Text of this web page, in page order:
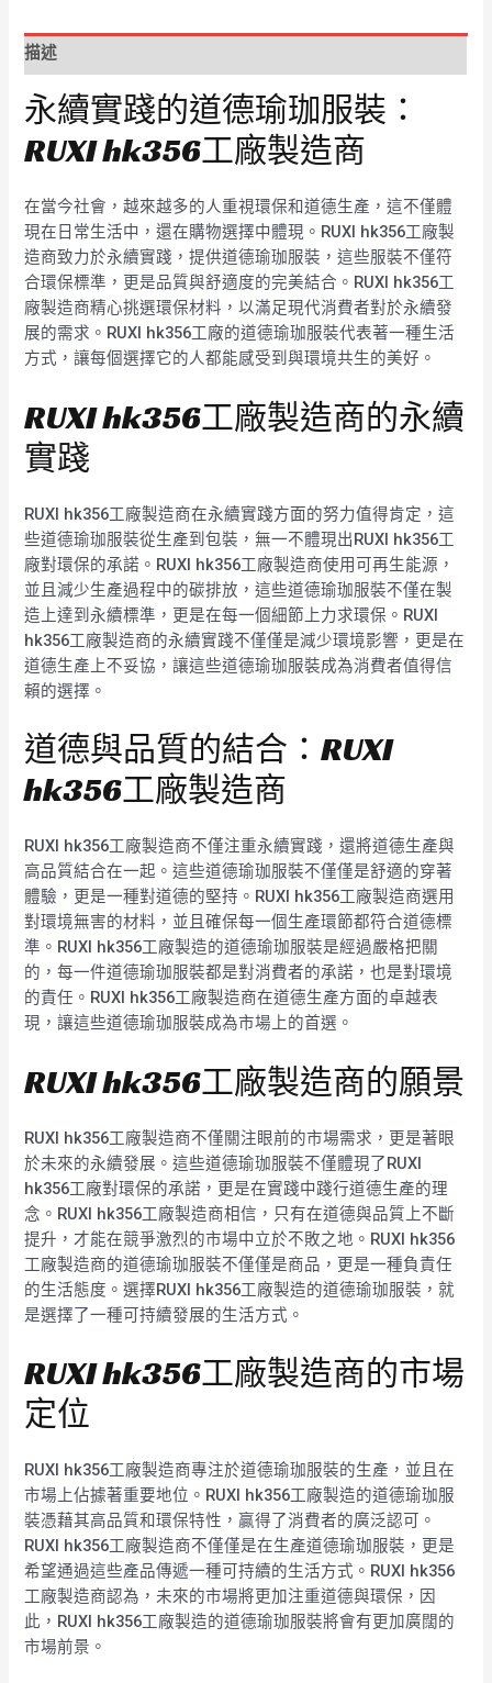
描述
永續實踐的道德瑜珈服裝：
RUXI hk356工廠製造商
在當今社會，越來越多的人重視環保和道德生產，這不僅體
現在日常生活中，還在購物選擇中體現。RUXI hk356工廠製
造商致力於永續實踐，提供道德瑜珈服裝，這些服裝不僅符
合環保標準，更是品質與舒適度的完美結合。RUXI hk356工
廠製造商精心挑選環保材料，以滿足現代消費者對於永續發
展的需求。RUXI hk356工廠的道德瑜珈服裝代表著一種生活
方式，讓每個選擇它的人都能感受到與環境共生的美好。
RUXI hk356工廠製造商的永續
實踐
RUXI hk356工廠製造商在永續實踐方面的努力值得肯定，這
些道德瑜珈服裝從生產到包裝，無一不體現出RUXI hk356工
廠對環保的承諾。RUXI hk356工廠製造商使用可再生能源，
並且減少生產過程中的碳排放，這些道德瑜珈服裝不僅在製
造上達到永續標準，更是在每一個細節上力求環保。RUXI
hk356工廠製造商的永續實踐不僅僅是減少環境影響，更是在
道德生產上不妥協，讓這些道德瑜珈服裝成為消費者值得信
賴的選擇。
道德與品質的結合：RUXI
hk356工廠製造商
RUXI hk356工廠製造商不僅注重永續實踐，還將道德生產與
高品質結合在一起。這些道德瑜珈服裝不僅僅是舒適的穿著
體驗，更是一種對道德的堅持。RUXI hk356工廠製造商選用
對環境無害的材料，並且確保每一個生產環節都符合道德標
準。RUXI hk356工廠製造的道德瑜珈服裝是經過嚴格把關
的，每一件道德瑜珈服裝都是對消費者的承諾，也是對環境
的責任。RUXI hk356工廠製造商在道德生產方面的卓越表
現，讓這些道德瑜珈服裝成為市場上的首選。
RUXI hk356工廠製造商的願景
RUXI hk356工廠製造商不僅關注眼前的市場需求，更是著眼
於未來的永續發展。這些道德瑜珈服裝不僅體現了RUXI
hk356工廠對環保的承諾，更是在實踐中踐行道德生產的理
念。RUXI hk356工廠製造商相信，只有在道德與品質上不斷
提升，才能在競爭激烈的市場中立於不敗之地。RUXI hk356
工廠製造商的道德瑜珈服裝不僅僅是商品，更是一種負責任
的生活態度。選擇RUXI hk356工廠製造的道德瑜珈服裝，就
是選擇了一種可持續發展的生活方式。
RUXI hk356工廠製造商的市場
定位
RUXI hk356工廠製造商專注於道德瑜珈服裝的生產，並且在
市場上佔據著重要地位。RUXI hk356工廠製造的道德瑜珈服
裝憑藉其高品質和環保特性，贏得了消費者的廣泛認可。
RUXI hk356工廠製造商不僅僅是在生產道德瑜珈服裝，更是
希望通過這些產品傳遞一種可持續的生活方式。RUXI hk356
工廠製造商認為，未來的市場將更加注重道德與環保，因
此，RUXI hk356工廠製造的道德瑜珈服裝將會有更加廣闊的
市場前景。